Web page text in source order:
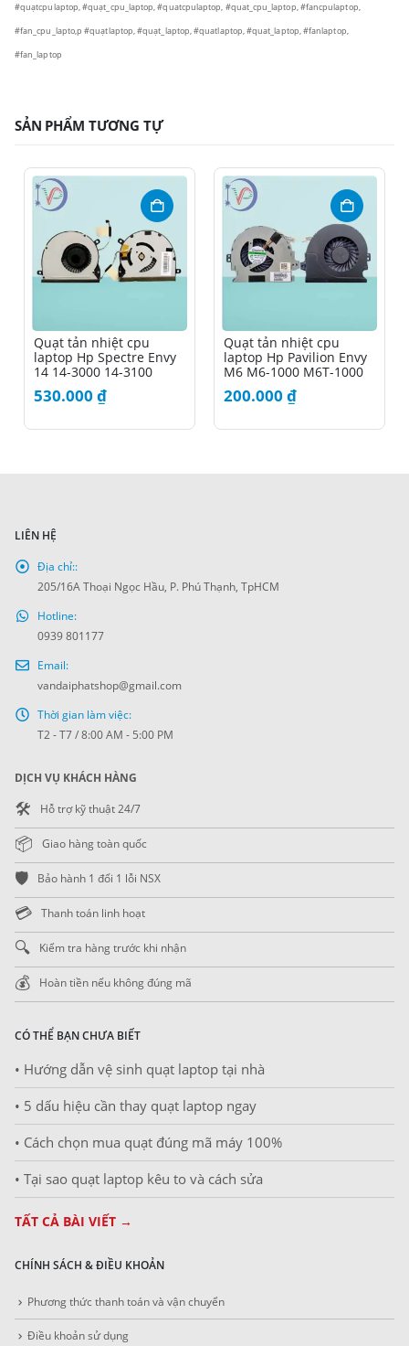
#quạtcpulaptop, #quạt_cpu_laptop, #quatcpulaptop, #quat_cpu_laptop, #fancpulaptop,
#fan_cpu_lapto,p #quạtlaptop, #quạt_laptop, #quatlaptop, #quat_laptop, #fanlaptop,
#fan_laptop
SẢN PHẨM TƯƠNG TỰ
Quạt tản nhiệt cpu
laptop Hp Spectre Envy
14 14-3000 14-3100
530.000 ₫
Quạt tản nhiệt cpu
laptop Hp Pavilion Envy
M6 M6-1000 M6T-1000
M6-1100
200.000 ₫
LIÊN HỆ
Địa chỉ::
205/16A Thoại Ngọc Hầu, P. Phú Thạnh, TpHCM
Hotline:
0939 801177
Email:
vandaiphatshop@gmail.com
Thời gian làm việc:
T2 - T7 / 8:00 AM - 5:00 PM
DỊCH VỤ KHÁCH HÀNG
🛠️ Hỗ trợ kỹ thuật 24/7
📦 Giao hàng toàn quốc
🛡️ Bảo hành 1 đổi 1 lỗi NSX
💳 Thanh toán linh hoạt
🔍 Kiểm tra hàng trước khi nhận
💰 Hoàn tiền nếu không đúng mã
CÓ THỂ BẠN CHƯA BIẾT
• Hướng dẫn vệ sinh quạt laptop tại nhà
• 5 dấu hiệu cần thay quạt laptop ngay
• Cách chọn mua quạt đúng mã máy 100%
• Tại sao quạt laptop kêu to và cách sửa
TẤT CẢ BÀI VIẾT →
CHÍNH SÁCH & ĐIỀU KHOẢN
Phương thức thanh toán và vận chuyển
Điều khoản sử dụng